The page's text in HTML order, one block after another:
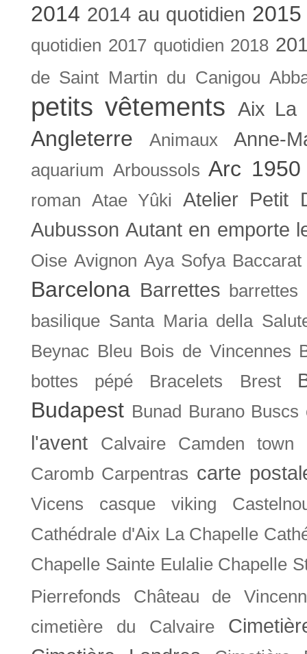
2014 2014 au quotidien
quotidien 2017 quotidien 2018
de Saint Martin du Canigou
petits vêtements Aix La
Angleterre Animaux Anne-
aquarium Arboussols Arc 1950
roman Atae Yûki
Atelier Petit
Aubusson Autant en emporte
Oise Avignon Aya Sofya Baccarat
Barcelona Barrettes barrettes
basilique Santa Maria della
Beynac Bleu Bois de Vincennes
bottes pépé
Bracelets Brest
Budapest Bunad Burano Buscs
l'avent Calvaire Camden town
Caromb Carpentras carte
Vicens casque viking
Cathédrale d'Aix La Chapelle
Chapelle Sainte Eulalie Chapelle
Pierrefonds
Château de
cimetière du Calvaire